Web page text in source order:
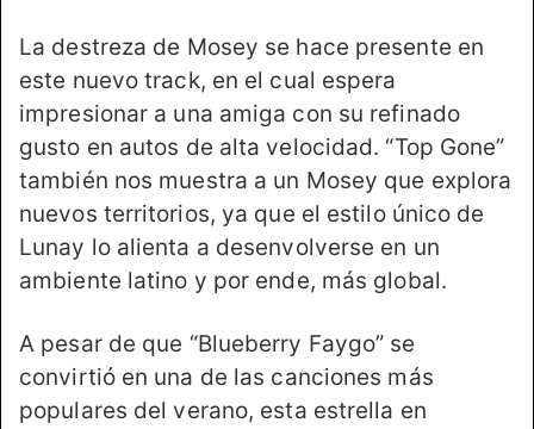
La destreza de Mosey se hace presente en
este nuevo track, en el cual espera
impresionar a una amiga con su refinado
gusto en autos de alta velocidad. “Top Gone”
también nos muestra a un Mosey que explora
nuevos territorios, ya que el estilo único de
Lunay lo alienta a desenvolverse en un
ambiente latino y por ende, más global.
A pesar de que “Blueberry Faygo” se
convirtió en una de las canciones más
populares del verano, esta estrella en